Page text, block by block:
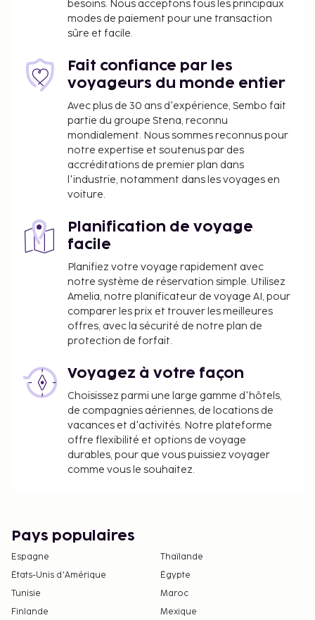
Wi-Fi à Internet gratuit, un service de conciergerie
et un service d'organisation de mariages. Hotel The
petit déjeuner buffet gratuit est servi tous les jours
de 08 h 00 à 10 h 00.
Lit d'appoint : 600.0 INR par jour
La liste ci-dessus peut ne pas être exhaustive. Les
frais et acomptes peuvent être mentionnés hors
taxe et sont soumis à modification.
besoins. Nous acceptons tous les principaux
modes de paiement pour une transaction
sûre et facile.
Fait confiance par les
voyageurs du monde entier
Avec plus de 30 ans d'expérience, Sembo fait
partie du groupe Stena, reconnu
mondialement. Nous sommes reconnus pour
notre expertise et soutenus par des
accréditations de premier plan dans
l'industrie, notamment dans les voyages en
voiture.
Planification de voyage
facile
Planifiez votre voyage rapidement avec
notre système de réservation simple. Utilisez
Amelia, notre planificateur de voyage AI, pour
comparer les prix et trouver les meilleures
offres, avec la sécurité de notre plan de
protection de forfait.
Voyagez à votre façon
Choisissez parmi une large gamme d'hôtels,
de compagnies aériennes, de locations de
vacances et d'activités. Notre plateforme
offre flexibilité et options de voyage
durables, pour que vous puissiez voyager
comme vous le souhaitez.
Pays populaires
Espagne
Thaïlande
États-Unis d'Amérique
Égypte
Tunisie
Maroc
Finlande
Mexique